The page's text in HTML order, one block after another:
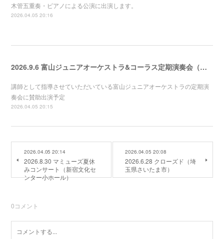
木管五重奏・ピアノによる公演に出演します。
2026.04.05 20:16
2026.9.6 富山ジュニアオーケストラ&コーラス定期演奏会（新川文化ホール）
講師として指導させていただいている富山ジュニアオーケストラの定期演
奏会に賛助出演予定
2026.04.05 20:15
2026.04.05 20:14
2026.8.30 マミューズ夏休
みコンサート（新宿文化セ
ンター小ホール）
2026.04.05 20:08
2026.6.28 クローズド（埼
玉県さいたま市）
0コメント